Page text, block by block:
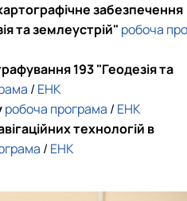
забезпечення
та землеустрій" робоча
193 "Геодезія та
/ ЕНК
робоча програма / ЕНК
технологій в
/ ЕНК